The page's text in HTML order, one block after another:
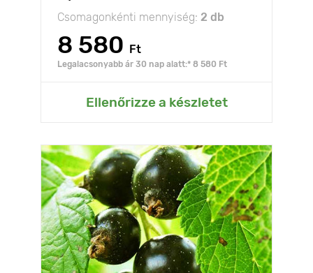
Csomagonkénti mennyiség: 2 db
8 580 Ft
Legalacsonyabb ár 30 nap alatt:* 8 580 Ft
Ellenőrizze a készletet